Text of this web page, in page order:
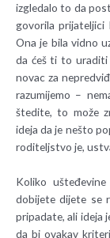
izgledalo to da
govorila prijateljici
Ona je bila vidno
da ćeš ti to uraditi
novac za
razumijemo –
štedite, to može
ideja da je nešto
roditeljstvo je,
Koliko
dobijete dijete se
pripadate, ali ideja
da bi ovakav